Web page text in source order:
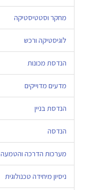
מחקר וסטטיסטיקה
לוגיסטיקה ורכש
הנדסת מכונות
מדעים מדוייקים
הנדסת בניין
הנדסה
מערכות הדרכה והטמעה
ניסיון מיחידה טכנולוגית